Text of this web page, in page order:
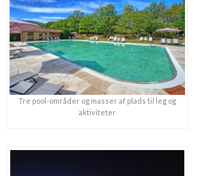
Tre pool-områder og masser af plads til leg og
aktiviteter